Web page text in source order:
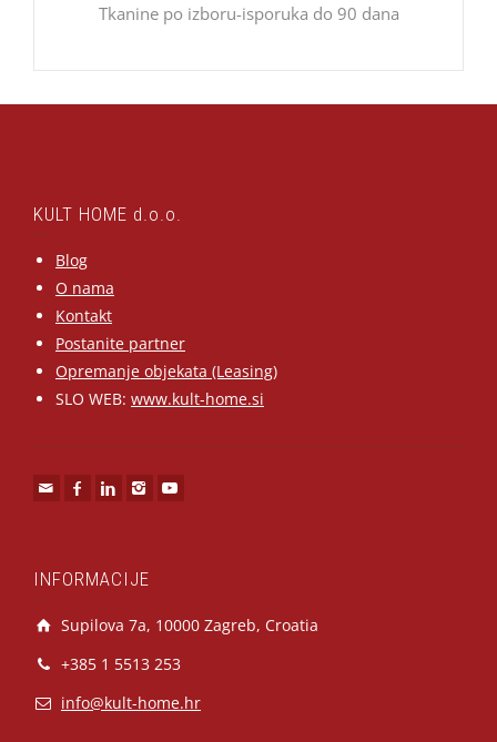
Tkanine po izboru-isporuka do 90 dana
KULT HOME d.o.o.
Blog
O nama
Kontakt
Postanite partner
Opremanje objekata (Leasing)
SLO WEB: www.kult-home.si
INFORMACIJE
Supilova 7a, 10000 Zagreb, Croatia
+385 1 5513 253
info@kult-home.hr